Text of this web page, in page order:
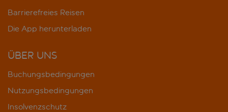
Barrierefreies Reisen
Die App herunterladen
ÜBER UNS
Buchungsbedingungen
Nutzungsbedingungen
Insolvenzschutz